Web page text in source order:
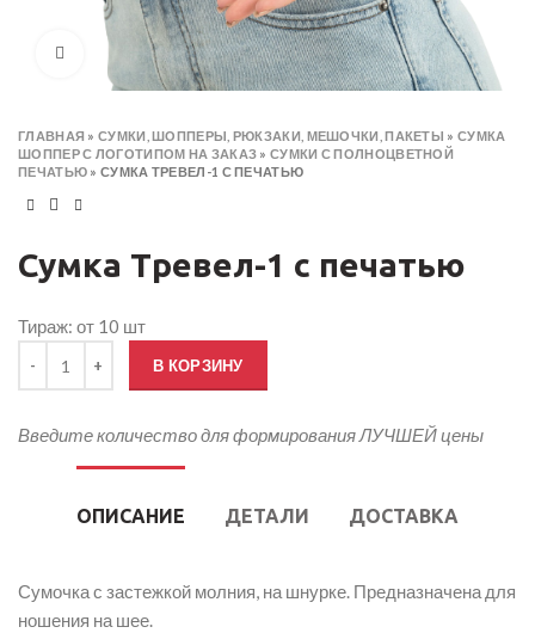
Click to enlarge
ГЛАВНАЯ »СУМКИ, ШОППЕРЫ, РЮКЗАКИ, МЕШОЧКИ, ПАКЕТЫ » СУМКА
ШОППЕР С ЛОГОТИПОМ НА ЗАКАЗ »СУМКИ С ПОЛНОЦВЕТНОЙ
ПЕЧАТЬЮ »СУМКА ТРЕВЕЛ-1 С ПЕЧАТЬЮ
Сумка Тревел-1 с печатью
Тираж: от 10 шт
В КОРЗИНУ
Введите количество для формирования ЛУЧШЕЙ цены
ОПИСАНИЕ ДЕТАЛИ ДОСТАВКА
Сумочка с застежкой молния, на шнурке. Предназначена для
ношения на шее.